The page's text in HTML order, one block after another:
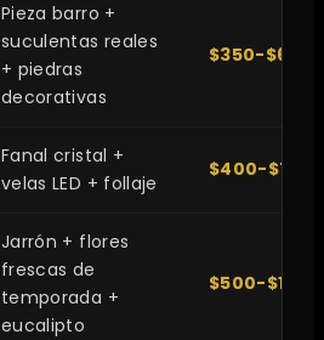
Pieza barro +
suculentas reales
+ piedras
decorativas
$350-$650
Fanal cristal +
velas LED + follaje
$400-$700
Jarrón + flores
frescas de
temporada +
eucalipto
$500-